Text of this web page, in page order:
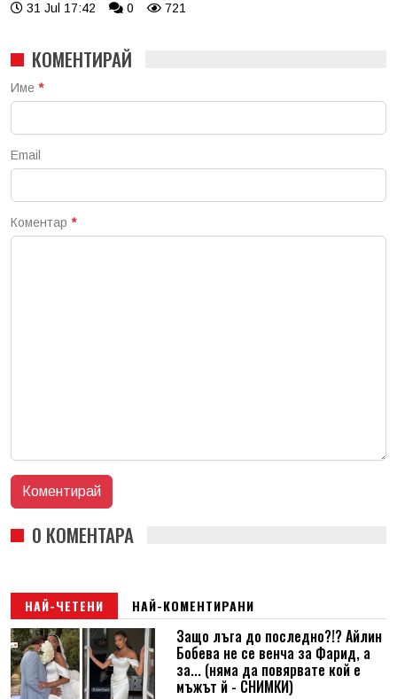
31 Jul 17:42 0 721
КОМЕНТИРАЙ
Име *
Email
Коментар *
0 КОМЕНТАРА
НАЙ-ЧЕТЕНИ НАЙ-КОМЕНТИРАНИ
Защо лъга до последно?!? Айлин
Бобева не се венча за Фарид, а
за... (няма да повярвате кой е
мъжът й - СНИМКИ)